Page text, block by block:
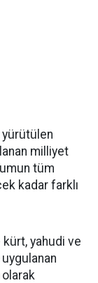
milliyet
tüm
kadar farklı
yahudi ve